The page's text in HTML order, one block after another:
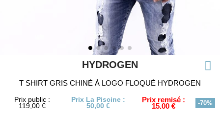
HYDROGEN
T SHIRT GRIS CHINÉ À LOGO FLOQUÉ HYDROGEN
Prix public :
119,00 €
Prix La Piscine :
50,00 €
Prix remisé :
15,00 € -70%